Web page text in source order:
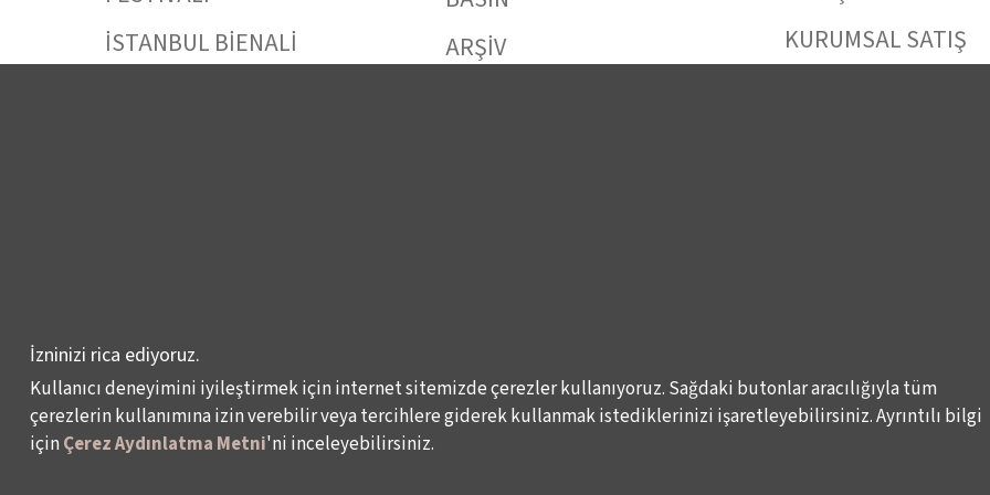
İSTANBUL BİENALİ
LEYLA GENCER ŞAN
YARIŞMASI
KÜLTÜR POLİTİKALARI
ÇALIŞMALARI
ARŞİV
KURUMSAL SATIŞ
İzninizi rica ediyoruz.
Kullanıcı deneyimini iyileştirmek için internet sitemizde çerezler kullanıyoruz. Sağdaki butonlar aracılığıyla tüm
çerezlerin kullanımına izin verebilir veya tercihlere giderek kullanmak istediklerinizi işaretleyebilirsiniz. Ayrıntılı bilgi
için Çerez Aydınlatma Metni'ni inceleyebilirsiniz.